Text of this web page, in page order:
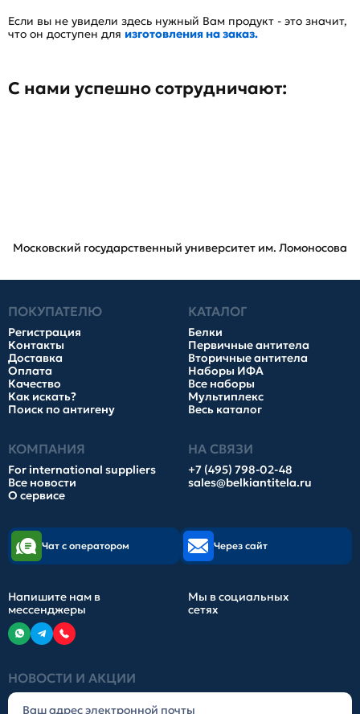
Если вы не увидели здесь нужный Вам продукт - это значит,
что он доступен для изготовления на заказ.
С нами успешно сотрудничают:
Московский государственный университет им. Ломоносова
ПОКУПАТЕЛЮ
Регистрация
Контакты
Доставка
Оплата
Качество
Как искать?
Поиск по антигену
КАТАЛОГ
Белки
Первичные антитела
Вторичные антитела
Наборы ИФА
Все наборы
Мультиплекс
Весь каталог
КОМПАНИЯ
For international suppliers
Все новости
О сервисе
НА СВЯЗИ
+7 (495) 798-02-48
sales@belkiantitela.ru
НОВОСТИ И АКЦИИ
Чат с оператором Через сайт
Напишите нам в
мессенджеры
Мы в социальных
сетях